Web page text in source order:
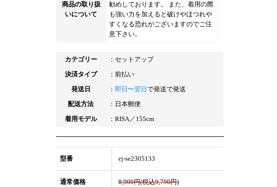
商品の取り扱
いについて
勧めしております。 また、着用の際
も強い力を加えると破けやほつれや
すくなる恐れがございますのでご注
意下さい。
カテゴリー ： セットアップ
決済タイプ
：前払い
発送日
： 即日〜翌日 で発送で発送
配送方法
：日本郵便
着用モデル
：RISA／155cm
型番 ej-se2305133
通常価格 8,900円(税込9,790円)